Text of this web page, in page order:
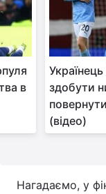
в
здобути
(відео)
Нагадаємо, у